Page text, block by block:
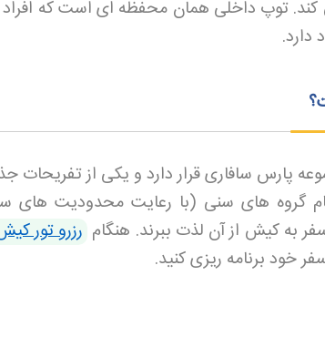
توپ داخلی همان محفظه ای است که افراد
دارد.
پارس سافاری قرار دارد و یکی از تفریحات
گروه های سنی (با رعایت محدودیت
به کیش از آن لذت ببرند. هنگام رزرو تور
خود برنامه ریزی کنید.